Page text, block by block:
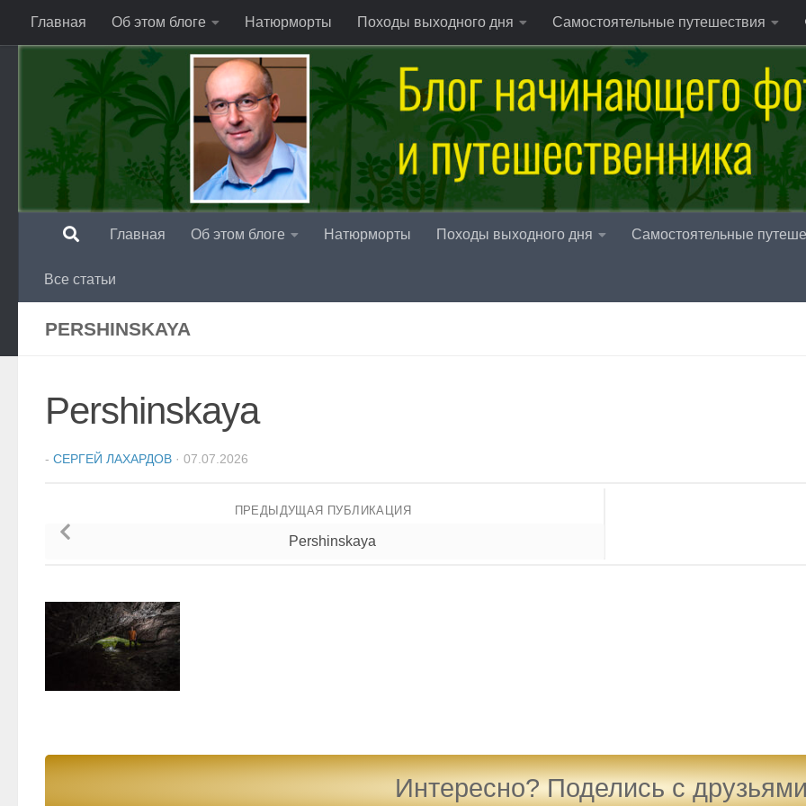
Перейти к содержимому
Главная Об этом блоге Натюрморты Походы выходного дня Самостоятельные путешествия
Главная Об этом блоге Натюрморты Походы выходного дня Самостоятельные
Все статьи
PERSHINSKAYA
Pershinskaya
- СЕРГЕЙ ЛАХАРДОВ · 07.07.2026
ПРЕДЫДУЩАЯ ПУБЛИКАЦИЯ
Pershinskaya
Интересно? Поделись с